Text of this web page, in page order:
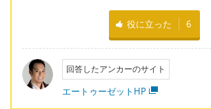
役に立った 6
回答したアンカーのサイト
エートゥーゼットHP